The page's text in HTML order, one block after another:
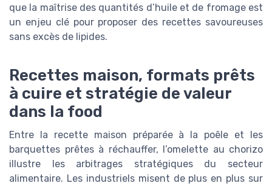
que la maîtrise des quantités d’huile et de fromage est
un enjeu clé pour proposer des recettes savoureuses
sans excès de lipides.
Recettes maison, formats prêts
à cuire et stratégie de valeur
dans la food
Entre la recette maison préparée à la poêle et les
barquettes prêtes à réchauffer, l’omelette au chorizo
illustre les arbitrages stratégiques du secteur
alimentaire. Les industriels misent de plus en plus sur